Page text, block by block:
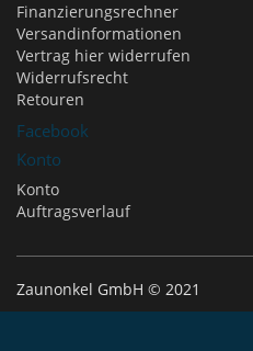
Finanzierungsrechner
Versandinformationen
Vertrag hier widerrufen
Widerrufsrecht
Retouren
Facebook
Konto
Konto
Auftragsverlauf
Zaunonkel GmbH © 2021